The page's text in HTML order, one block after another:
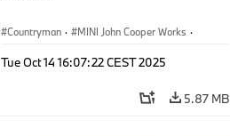
Countryman · MINI John Cooper Works ·
Tue Oct 14 16:07:22 CEST 2025
5.87 MB